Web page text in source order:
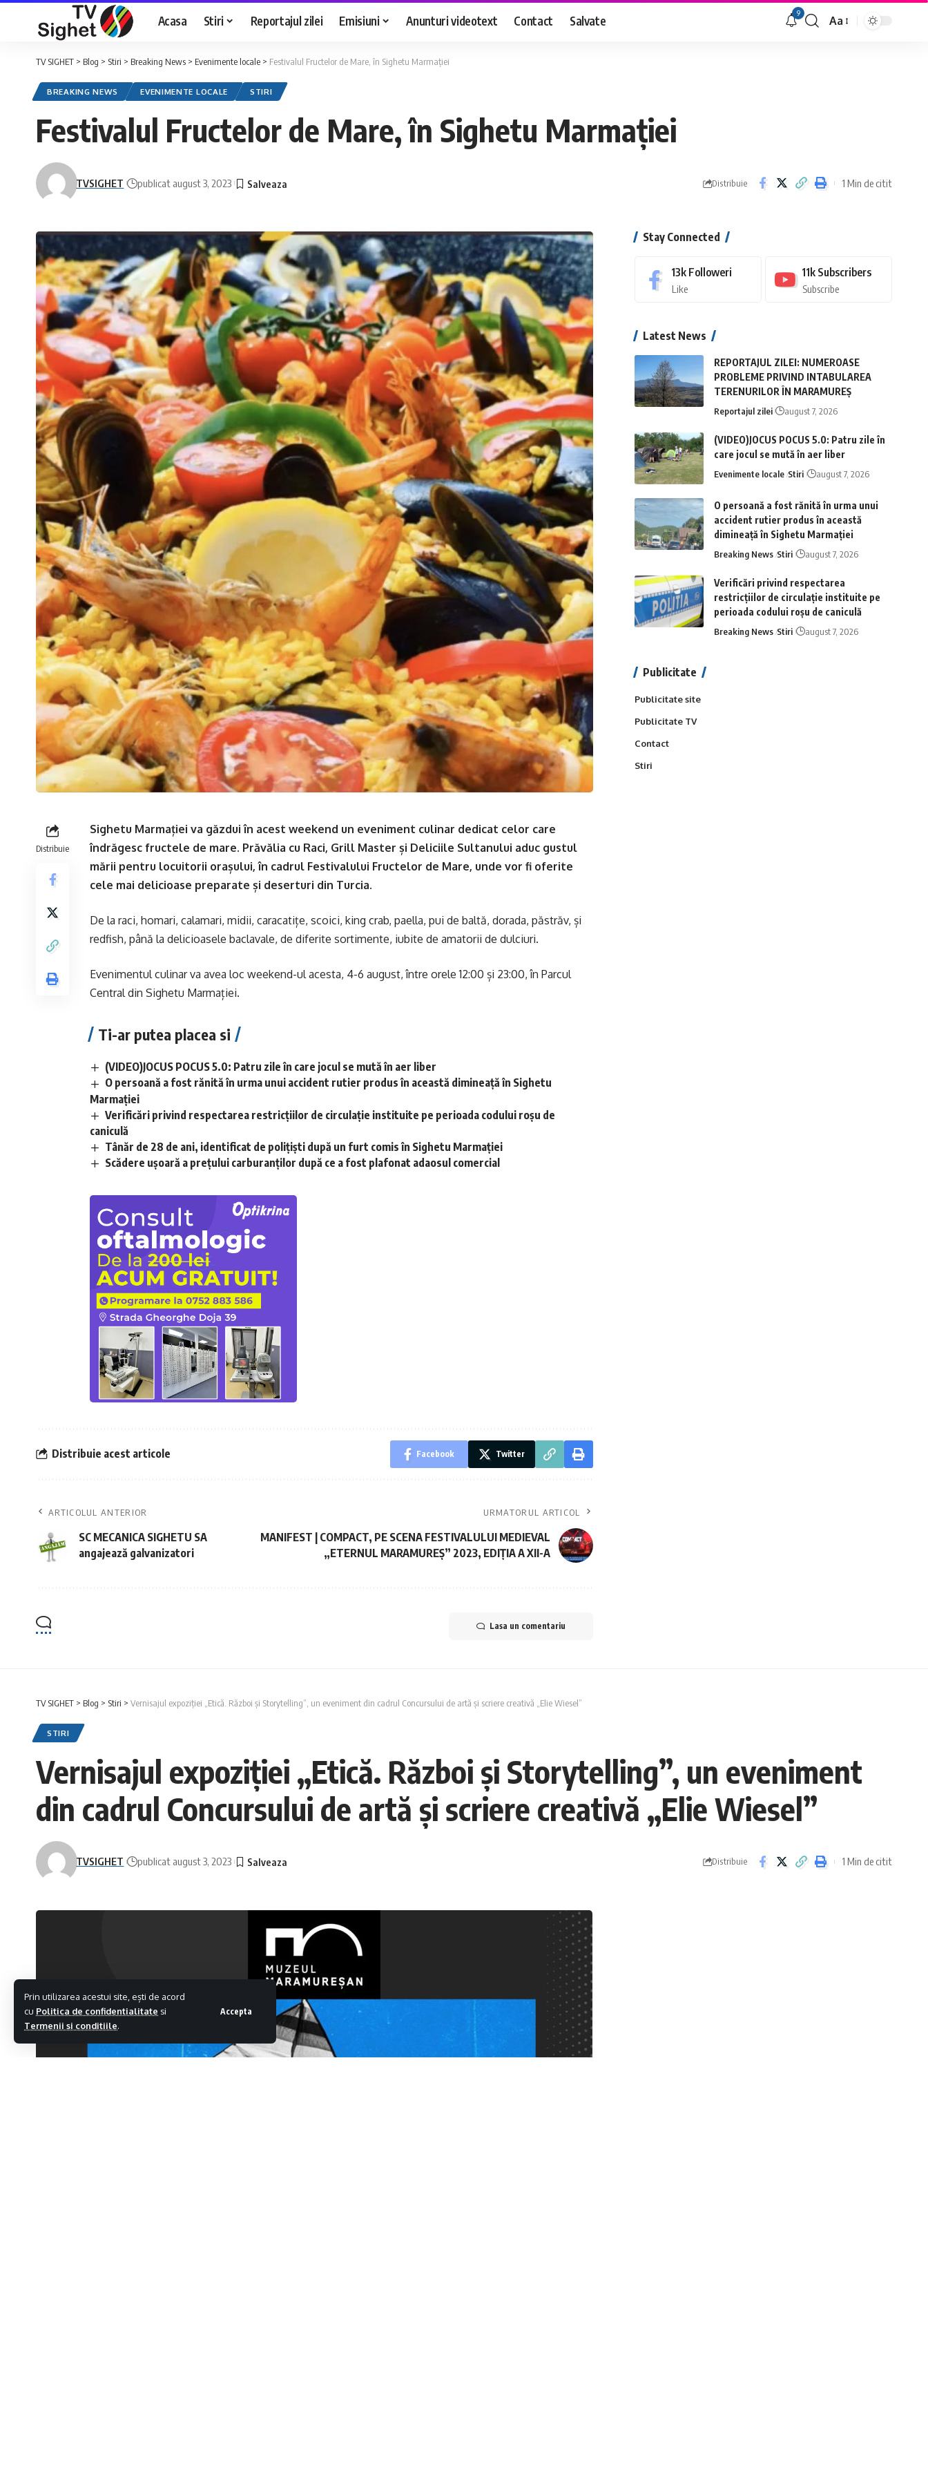
Prin utilizarea acestui site, ești de acord
cu Politica de confidentialitate si
Termenii si conditiile.
Accepta
Acasa Stiri Reportajul zilei Emisiuni Anunturi videotext Contact Salvate 9
Font
Aa
TV SIGHET > Blog > Stiri > Breaking News > Evenimente locale > Festivalul Fructelor de Mare, în Sighetu Marmației
BREAKING NEWS EVENIMENTE LOCALE STIRI
Festivalul Fructelor de Mare, în Sighetu Marmației
TVSIGHET publicat august 3, 2023 Distribuie 1 Min de citit
Distribuie
Sighetu Marmației va găzdui în acest weekend un eveniment culinar dedicat celor care
îndrăgesc fructele de mare. Prăvălia cu Raci, Grill Master și Deliciile Sultanului aduc gustul
mării pentru locuitorii orașului, în cadrul Festivalului Fructelor de Mare, unde vor fi oferite
cele mai delicioase preparate și deserturi din Turcia.
De la raci, homari, calamari, midii, caracatițe, scoici, king crab, paella, pui de baltă, dorada, păstrăv, și
redfish, până la delicioasele baclavale, de diferite sortimente, iubite de amatorii de dulciuri.
Evenimentul culinar va avea loc weekend-ul acesta, 4-6 august, între orele 12:00 și 23:00, în Parcul
Central din Sighetu Marmației.
Ti-ar putea placea si
(VIDEO)JOCUS POCUS 5.0: Patru zile în care jocul se mută în aer liber
O persoană a fost rănită în urma unui accident rutier produs în această dimineață în Sighetu
Marmației
Verificări privind respectarea restricțiilor de circulație instituite pe perioada codului roșu de
caniculă
Tânăr de 28 de ani, identificat de polițiști după un furt comis în Sighetu Marmației
Scădere ușoară a prețului carburanților după ce a fost plafonat adaosul comercial
Distribuie acest articole Facebook Twitter
ARTICOLUL ANTERIOR
SC MECANICA SIGHETU SA
angajează galvanizatori
URMATORUL ARTICOL
MANIFEST | COMPACT, PE SCENA FESTIVALULUI MEDIEVAL
„ETERNUL MARAMUREȘ” 2023, EDIȚIA A XII-A
Lasa un comentariu
Stay Connected
13k Followeri
Like
11k Subscribers
Subscribe
Latest News
REPORTAJUL ZILEI: NUMEROASE
PROBLEME PRIVIND INTABULAREA
TERENURILOR ÎN MARAMUREȘ
Reportajul zilei august 7, 2026
(VIDEO)JOCUS POCUS 5.0: Patru zile în
care jocul se mută în aer liber
Evenimente locale Stiri august 7, 2026
O persoană a fost rănită în urma unui
accident rutier produs în această
dimineață în Sighetu Marmației
Breaking News Stiri august 7, 2026
Verificări privind respectarea
restricțiilor de circulație instituite pe
perioada codului roșu de caniculă
Breaking News Stiri august 7, 2026
Publicitate
Publicitate site
Publicitate TV
Contact
Stiri
TV SIGHET > Blog > Stiri > Vernisajul expoziției „Etică. Război și Storytelling”, un eveniment din cadrul Concursului de artă și scriere creativă „Elie Wiesel”
STIRI
Vernisajul expoziției „Etică. Război și Storytelling”, un eveniment
din cadrul Concursului de artă și scriere creativă „Elie Wiesel”
TVSIGHET publicat august 3, 2023 Distribuie 1 Min de citit